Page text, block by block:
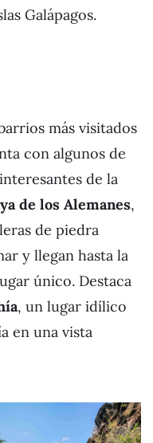
Galápagos.
más visitados
con algunos de
de la
de los Alemanes,
de piedra
y llegan hasta la
único. Destaca
, un lugar idílico
en una vista